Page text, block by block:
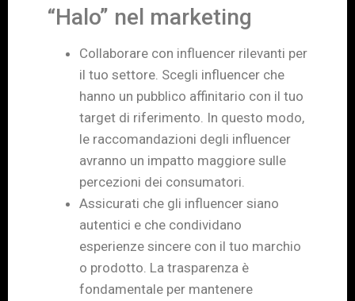
“Halo” nel marketing
Collaborare con influencer rilevanti per
il tuo settore. Scegli influencer che
hanno un pubblico affinitario con il tuo
target di riferimento. In questo modo,
le raccomandazioni degli influencer
avranno un impatto maggiore sulle
percezioni dei consumatori.
Assicurati che gli influencer siano
autentici e che condividano
esperienze sincere con il tuo marchio
o prodotto. La trasparenza è
fondamentale per mantenere